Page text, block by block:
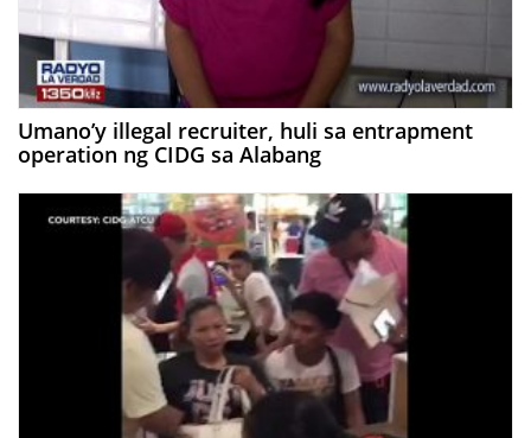
Umano’y illegal recruiter, huli sa entrapment
operation ng CIDG sa Alabang